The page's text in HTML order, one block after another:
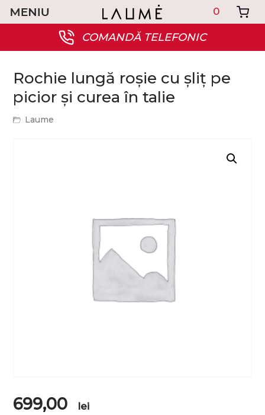
COMANDĂ TELEFONIC
0
Rochie lungă roșie cu șliț pe
picior și curea în talie
Laume
699,00 lei